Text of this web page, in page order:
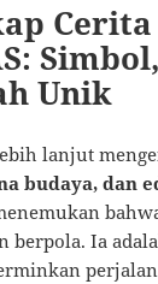
Unik
lanjut
budaya, dan
berpola. Ia